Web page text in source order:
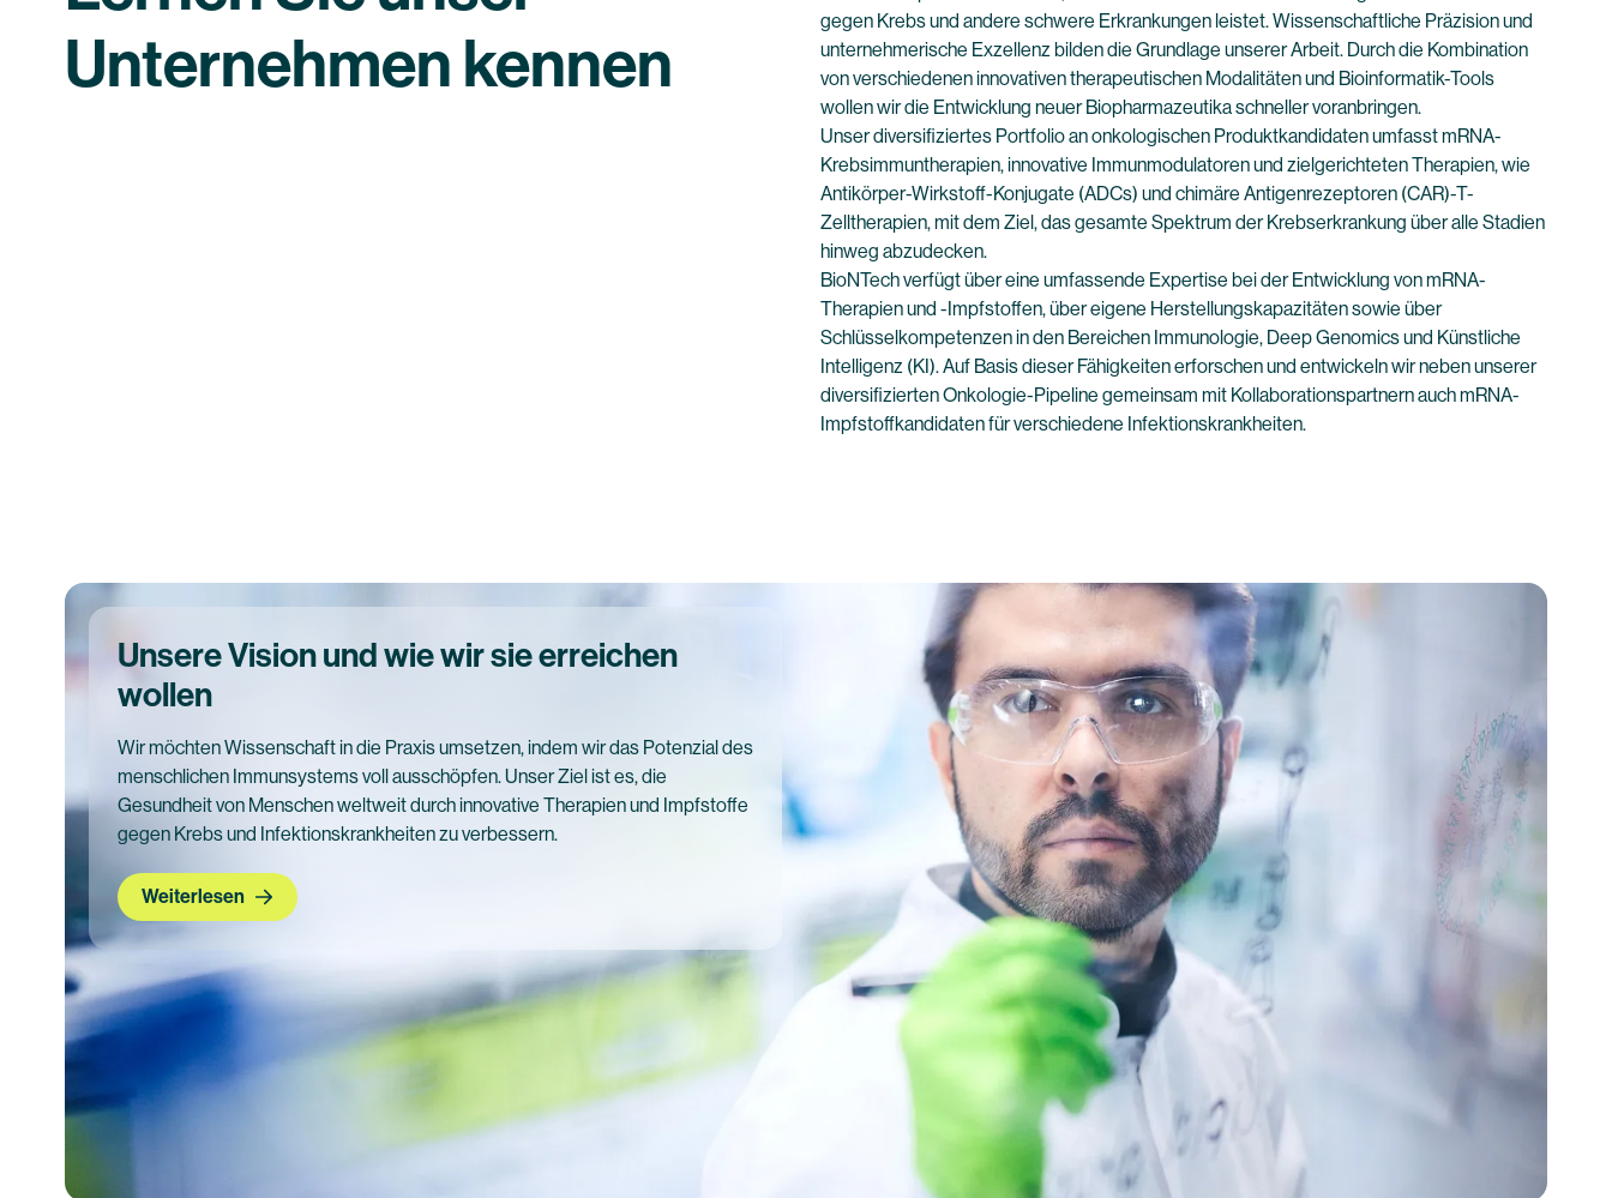
Unternehmen kennen
gegen Krebs und andere schwere Erkrankungen leistet. Wissenschaftliche Präzision und
unternehmerische Exzellenz bilden die Grundlage unserer Arbeit. Durch die Kombination
von verschiedenen innovativen therapeutischen Modalitäten und Bioinformatik-Tools
wollen wir die Entwicklung neuer Biopharmazeutika schneller voranbringen.
Unser diversifiziertes Portfolio an onkologischen Produktkandidaten umfasst mRNA-
Krebsimmuntherapien, innovative Immunmodulatoren und zielgerichteten Therapien, wie
Antikörper-Wirkstoff-Konjugate (ADCs) und chimäre Antigenrezeptoren (CAR)-T-
Zelltherapien, mit dem Ziel, das gesamte Spektrum der Krebserkrankung über alle Stadien
hinweg abzudecken.
BioNTech verfügt über eine umfassende Expertise bei der Entwicklung von mRNA-
Therapien und -Impfstoffen, über eigene Herstellungskapazitäten sowie über
Schlüsselkompetenzen in den Bereichen Immunologie, Deep Genomics und Künstliche
Intelligenz (KI). Auf Basis dieser Fähigkeiten erforschen und entwickeln wir neben unserer
diversifizierten Onkologie-Pipeline gemeinsam mit Kollaborationspartnern auch mRNA-
Impfstoffkandidaten für verschiedene Infektionskrankheiten.
Unsere Vision und wie wir sie erreichen
wollen
Wir möchten Wissenschaft in die Praxis umsetzen, indem wir das Potenzial des
menschlichen Immunsystems voll ausschöpfen. Unser Ziel ist es, die
Gesundheit von Menschen weltweit durch innovative Therapien und Impfstoffe
gegen Krebs und Infektionskrankheiten zu verbessern.
Weiterlesen